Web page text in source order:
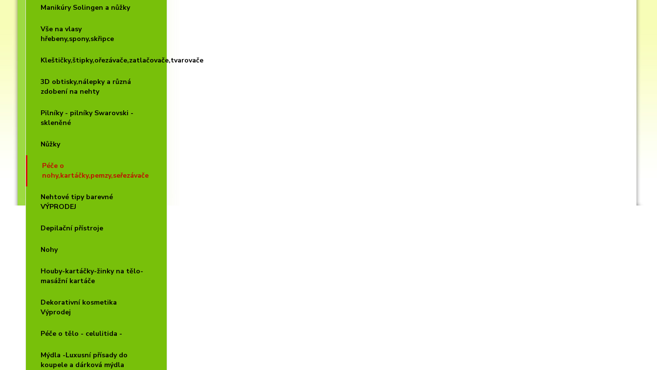
Manikúry Solingen a nůžky
Vše na vlasy
hřebeny,spony,skřipce
Kleštičky,štipky,ořezávače,zatlačovače,tvarovače
3D obtisky,nálepky a různá
zdobení na nehty
Pilníky - pilníky Swarovski -
skleněné
Nůžky
Péče o
nohy,kartáčky,pemzy,seřezávače
Nehtové tipy barevné
VÝPRODEJ
Depilační přístroje
Nohy
Houby-kartáčky-žinky na tělo-
masážní kartáče
Dekorativní kosmetika
Výprodej
Péče o tělo - celulitida -
Mýdla -Luxusní přísady do
koupele a dárková mýdla